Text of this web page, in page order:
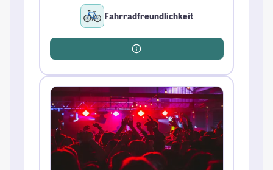
Fahrradfreundlichkeit